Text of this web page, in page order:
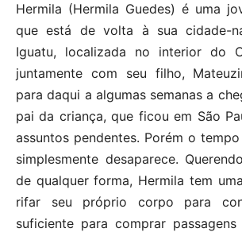
Hermila (Hermila Guedes) é uma
que está de volta à sua cidade-
Iguatu, localizada no interior do
juntamente com seu filho,
para daqui a algumas semanas a
pai da criança, que ficou em São
assuntos pendentes. Porém o
simplesmente desaparece.
de qualquer forma, Hermila tem
rifar seu próprio corpo para
suficiente para comprar